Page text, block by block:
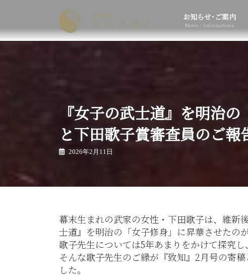
ン
ツ
ー
シ
お知らせ･ご案内
News / Informations
『女子の武士道』を明治
と下田歌子賞審査員のご報
2026年2月11日
幕末生まれの武家の女性・下田歌子は、維新
士道』を明治の「女子修身」に昇華させたの
歌子先生については5年あまりをかけて探究し
そんな歌子先生のご縁が『致知』2月号の寄
した。